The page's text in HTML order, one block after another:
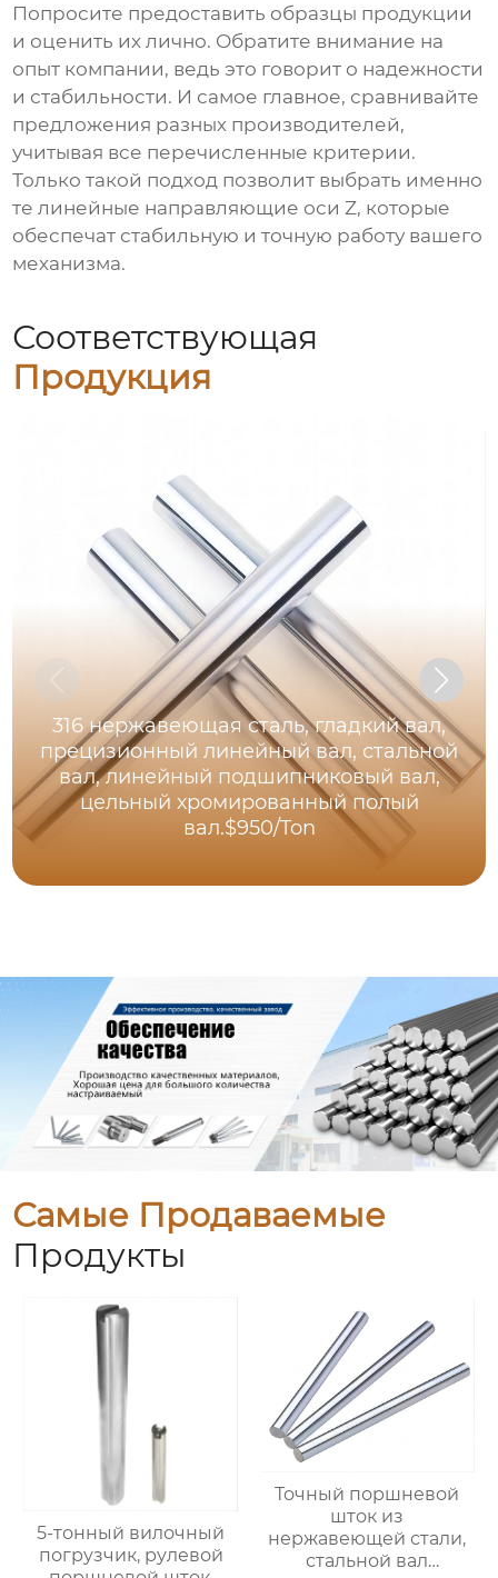
Попросите предоставить образцы продукции
и оценить их лично. Обратите внимание на
опыт компании, ведь это говорит о надежности
и стабильности. И самое главное, сравнивайте
предложения разных производителей,
учитывая все перечисленные критерии.
Только такой подход позволит выбрать именно
те линейные направляющие оси Z, которые
обеспечат стабильную и точную работу вашего
механизма.
Соответствующая
Продукция
316 нержавеющая сталь, гладкий вал,
прецизионный линейный вал, стальной
вал, линейный подшипниковый вал,
цельный хромированный полый
вал.$950/Ton
Самые Продаваемые
Продукты
5-тонный вилочный
погрузчик, рулевой
Точный поршневой
шток из
нержавеющей стали,
стальной вал